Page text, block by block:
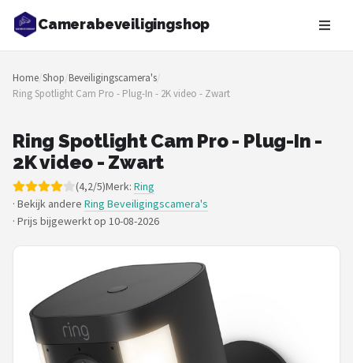
Camerabeveiligingshop
Zoeken
NAVIGATIE
Merken
Blog
Beveiligingscamera's
Camera Deurbellen
NAS
Shop
Home/Shop/Beveiligingscamera's/
Ring Spotlight Cam Pro - Plug-In - 2K video - Zwart
Ring Spotlight Cam Pro - Plug-In -
2K video - Zwart
(4,2/5)Merk: Ring
· Bekijk andere Ring Beveiligingscamera's
· Prijs bijgewerkt op 10-08-2026